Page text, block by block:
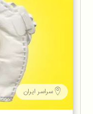
سراسر ایران